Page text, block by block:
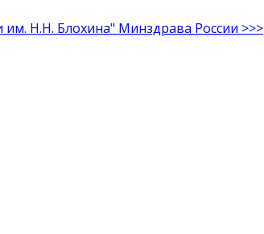
Н.Н. Блохина" Минздрава России >>>